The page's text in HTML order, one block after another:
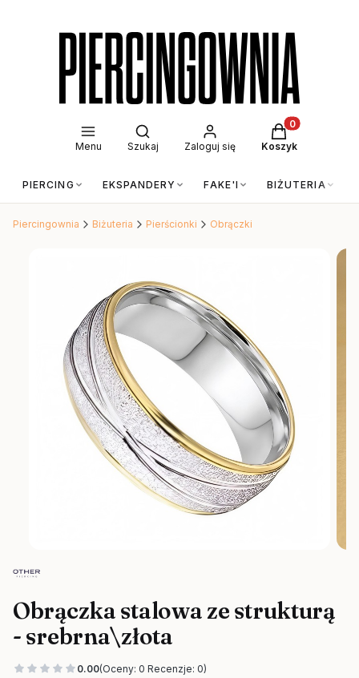
Menu
Otwórz wyszukiwarkę
Szukaj Zaloguj się
Produkty w
Koszyk
PIERCING EKSPANDERY FAKE'I BIŻUTERIA
Piercingownia Biżuteria Pierścionki Obrączki
Obrączka stalowa ze strukturą
- srebrna\złota
0.00(Oceny: 0 Recenzje: 0)